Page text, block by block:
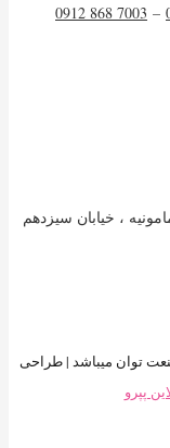
–
7003 868 0912
توان میباشد | طراحی
پپرو